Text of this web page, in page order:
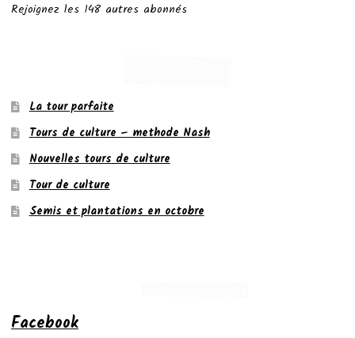
Rejoignez les 148 autres abonnés
La tour parfaite
Tours de culture – methode Nash
Nouvelles tours de culture
Tour de culture
Semis et plantations en octobre
Facebook